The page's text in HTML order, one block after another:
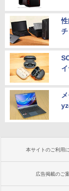
チ
本サイトのご利用
広告掲載のご